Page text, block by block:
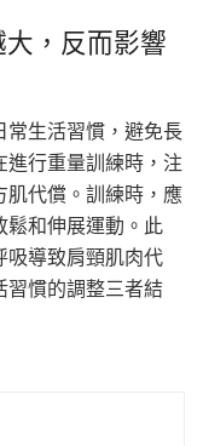
，反而影響
生活習慣，避免長
行重量訓練時，注
肌代償。訓練時，應
鬆和伸展運動。此
吸導致肩頸肌肉代
習慣的調整三者結